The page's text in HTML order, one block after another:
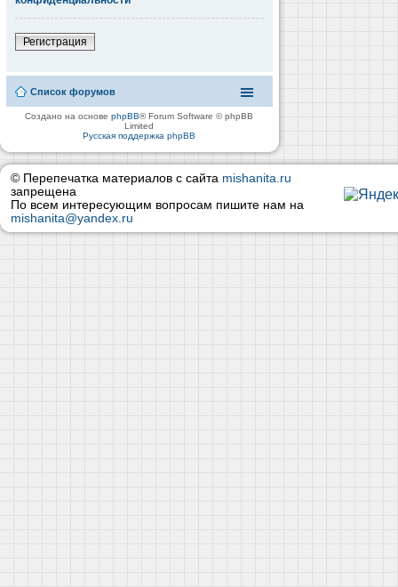
Регистрация
Список форумов
Создано на основеphpBB® Forum Software © phpBB
Limited
Русская поддержка phpBB
© Перепечатка материалов с сайта mishanita.ru
запрещена
По всем интересующим вопросам пишите нам на
mishanita@yandex.ru